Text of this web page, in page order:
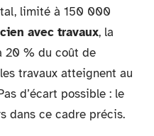
limité à 150 000
avec travaux, la
20 % du coût de
travaux atteignent au
d’écart possible : le
dans ce cadre précis.